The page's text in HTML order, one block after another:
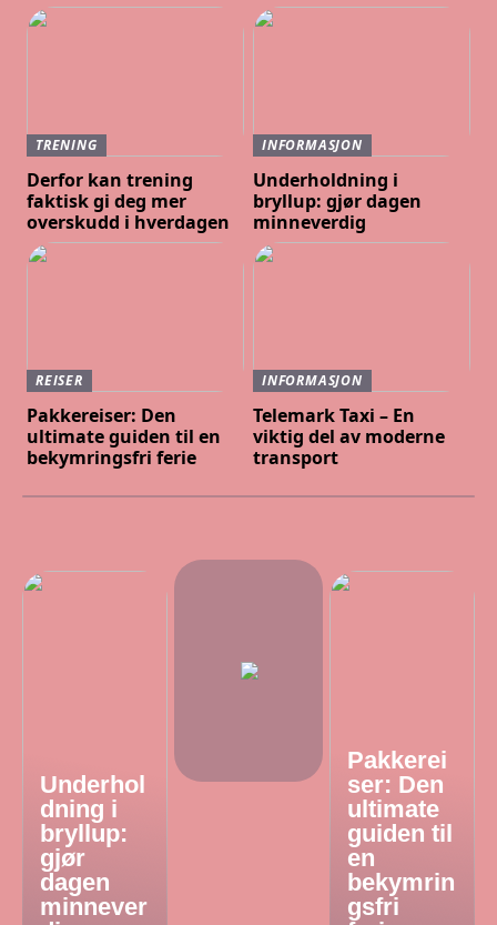
TRENING
Derfor kan trening
faktisk gi deg mer
overskudd i hverdagen
INFORMASJON
Underholdning i
bryllup: gjør dagen
minneverdig
REISER
Pakkereiser: Den
ultimate guiden til en
bekymringsfri ferie
INFORMASJON
Telemark Taxi – En
viktig del av moderne
transport
Underhol
dning i
bryllup:
gjør
dagen
minnever
Pakkerei
ser: Den
ultimate
guiden til
en
bekymrin
gsfri